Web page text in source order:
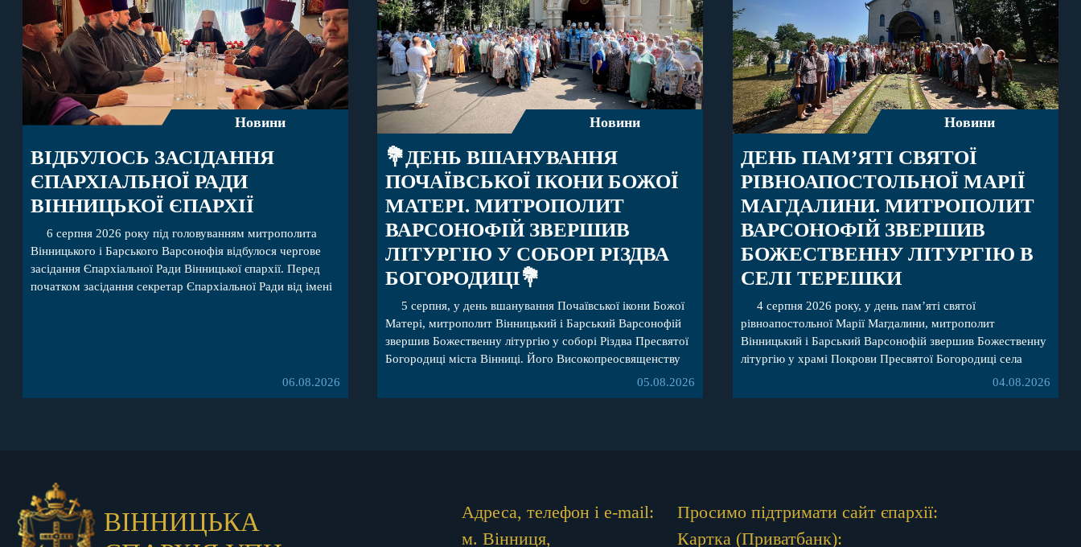
Новини
ВІДБУЛОСЬ ЗАСІДАННЯ
ЄПАРХІАЛЬНОЇ РАДИ
ВІННИЦЬКОЇ ЄПАРХІЇ
6 серпня 2026 року під головуванням митрополита
Вінницького і Барського Варсонофія відбулося чергове
засідання Єпархіальної Ради Вінницької єпархії. Перед
початком засідання секретар Єпархіальної Ради від імені
06.08.2026
Новини
💐ДЕНЬ ВШАНУВАННЯ
ПОЧАЇВСЬКОЇ ІКОНИ БОЖОЇ
МАТЕРІ. МИТРОПОЛИТ
ВАРСОНОФІЙ ЗВЕРШИВ
ЛІТУРГІЮ У СОБОРІ РІЗДВА
БОГОРОДИЦІ💐
5 серпня, у день вшанування Почаївської ікони Божої
Матері, митрополит Вінницький і Барський Варсонофій
звершив Божественну літургію у соборі Різдва Пресвятої
Богородиці міста Вінниці. Його Високопреосвященству
співслужили секретар, духівник, благочинні, духовенство
05.08.2026
Новини
ДЕНЬ ПАМ’ЯТІ СВЯТОЇ
РІВНОАПОСТОЛЬНОЇ МАРІЇ
МАГДАЛИНИ. МИТРОПОЛИТ
ВАРСОНОФІЙ ЗВЕРШИВ
БОЖЕСТВЕННУ ЛІТУРГІЮ В
СЕЛІ ТЕРЕШКИ
4 серпня 2026 року, у день пам’яті святої
рівноапостольної Марії Магдалини, митрополит
Вінницький і Барський Варсонофій звершив Божественну
літургію у храмі Покрови Пресвятої Богородиці села
Терешки Барського благочиння. Перед початком04.08.2026
ВІННИЦЬКА
Адреса, телефон і e-mail:
м. Вінниця,
Просимо підтримати сайт єпархії:
Картка (Приватбанк):